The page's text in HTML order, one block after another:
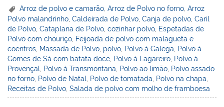
er
e
st
k
e
dI
n
c
e
b
o
o
k
itt
er
ai
l
h
o
o
M
ai
l
t
ar
e
Arroz de polvo e camarão ,Arroz de Polvo no forno ,Arroz
Polvo malandrinho,Caldeirada de Polvo,Canja de polvo,Caril
de Polvo,Cataplana de Polvo,cozinhar polvo, Espetadas de
Polvo com chouriço, Feijoada de polvo com malagueta e
coentros, Massada de Polvo, polvo, Polvo à Galega, Polvo à
Gomes de Sá com batata doce, Polvo á Lagareiro, Polvo á
Provençal, Polvo à Transmontana, Polvo ao limão, Polvo assado
no forno, Polvo de Natal, Polvo de tomatada, Polvo na chapa,
Receitas de Polvo,Salada de polvo com molho de framboesa